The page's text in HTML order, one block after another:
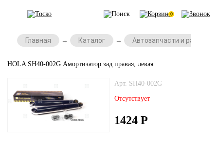
0
Главная Каталог Автозапчасти и
HOLA SH40-002G Амортизатор зад правая, левая
Арт. SH40-002G
Отсутствует
1424 Р